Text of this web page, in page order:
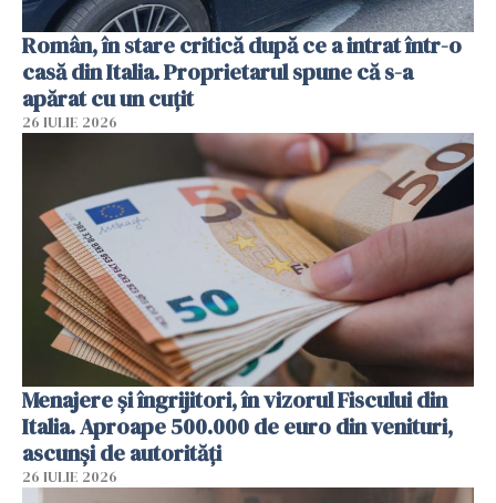
Român, în stare critică după ce a intrat într-o
casă din Italia. Proprietarul spune că s-a
apărat cu un cuțit
26 IULIE 2026
Menajere și îngrijitori, în vizorul Fiscului din
Italia. Aproape 500.000 de euro din venituri,
ascunși de autorități
26 IULIE 2026